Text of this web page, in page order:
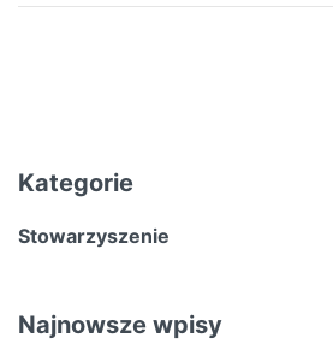
Kategorie
Stowarzyszenie
Najnowsze wpisy